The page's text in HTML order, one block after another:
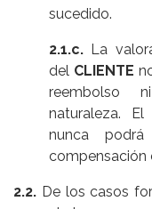
sucedido.
2.1.c. La
del CLIENTE
reembolso
naturaleza.
nunca
compensación
2.2. De los casos